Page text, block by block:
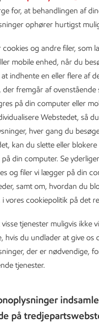
for, at behandlingen af
ophører hurtigst
cookies og andre filer, som
mobile enhed, når du
indhente en eller flere af
der fremgår af ovenstående
på din computer eller
Webstedet, så
hver gang du
kan du slette eller
din computer. Se
og filer vi lægger på din
samt om, hvordan du
i vores cookiepolitik på det
tjenester muligvis ikke
hvis du undlader at give os
der er nødvendige,
tjenester.
på